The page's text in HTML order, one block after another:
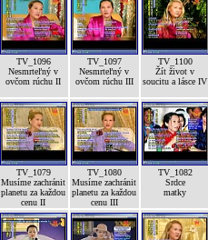
TV_1096
Nesmrteľný v
ovčom rúchu II
TV_1097
Nesmrteľný v
ovčom rúchu III
TV_1100
Žít život v
soucitu a lásce IV
TV_1079
Musíme zachránit
planetu za každou
cenu II
TV_1080
Musíme zachránit
planetu za každou
cenu III
TV_1082
Srdce
matky